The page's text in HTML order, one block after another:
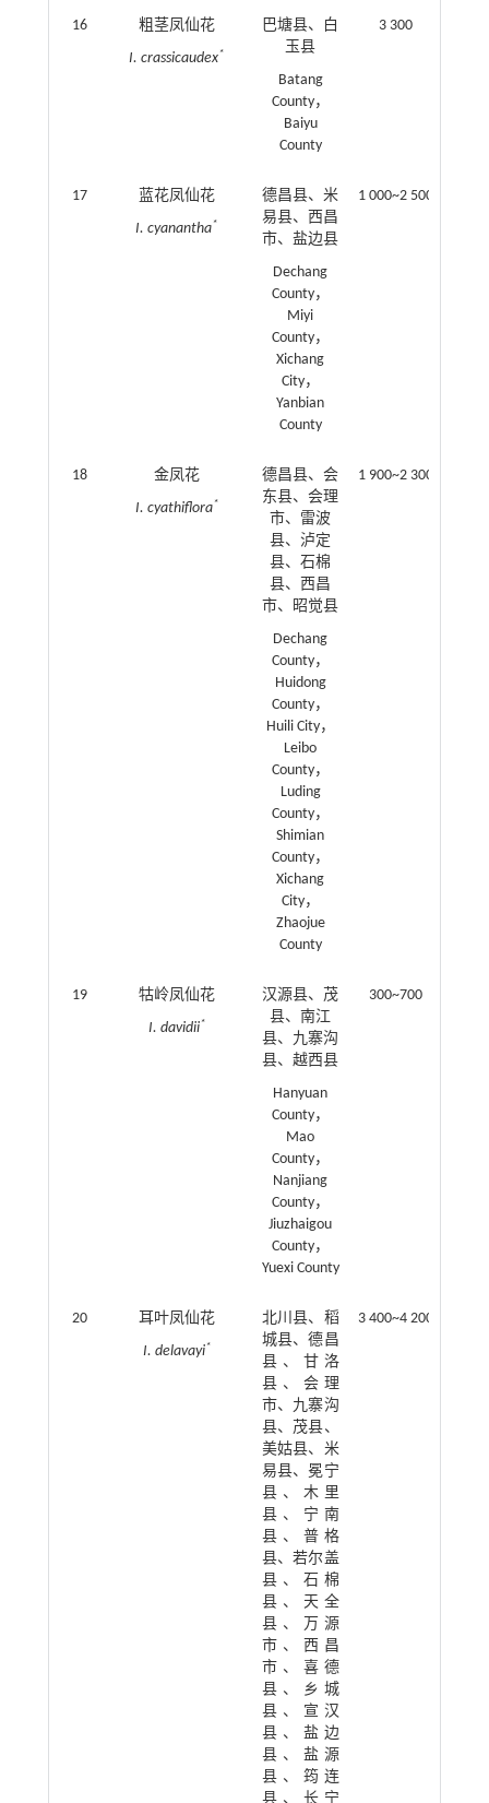
16
粗茎凤仙花
I. crassicaudex*
巴塘县、白
玉县
Batang
County，
Baiyu
County
3 300
17
蓝花凤仙花
I. cyanantha*
德昌县、米
易县、西昌
市、盐边县
Dechang
County，
Miyi
County，
Xichang
City，
Yanbian
County
1 000~2 500
18
金凤花
I. cyathiflora*
德昌县、会
东县、会理
市、雷波
县、泸定
县、石棉
县、西昌
市、昭觉县
Dechang
County，
Huidong
County，
Huili City，
Leibo
County，
Luding
County，
Shimian
County，
Xichang
City，
Zhaojue
County
1 900~2 300
19
牯岭凤仙花
I. davidii*
汉源县、茂
县、南江
县、九寨沟
县、越西县
Hanyuan
County，
Mao
County，
Nanjiang
County，
Jiuzhaigou
County，
Yuexi County
300~700
20
耳叶凤仙花
I. delavayi*
北川县、稻
城县、德昌
县、甘洛
县、会理
市、九寨沟
县、茂县、
美姑县、米
易县、冕宁
县、木里
县、宁南
县、普格
县、若尔盖
县、石棉
县、天全
县、万源
市、西昌
市、喜德
县、乡城
县、宣汉
县、盐边
县、盐源
县、筠连
县、长宁
3 400~4 200